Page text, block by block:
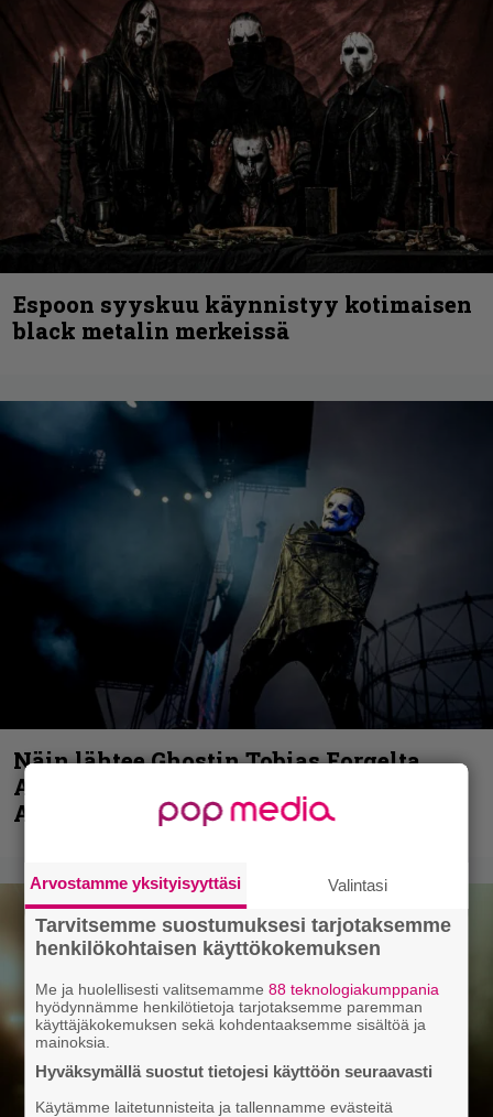
Espoon syyskuu käynnistyy kotimaisen
black metalin merkeissä
Näin lähtee Ghostin Tobias Forgelta
Accept – menossa mukana myös
Anthrax- ja Korn-miehistöä
Arvostamme yksityisyyttäsi Valintasi
Tarvitsemme suostumuksesi tarjotaksemme
henkilökohtaisen käyttökokemuksen
Me ja huolellisesti valitsemamme88 teknologiakumppania
hyödynnämme henkilötietoja tarjotaksemme paremman
käyttäjäkokemuksen sekä kohdentaaksemme sisältöä ja
mainoksia.
Hyväksymällä suostut tietojesi käyttöön seuraavasti
Käytämme laitetunnisteita ja tallennamme evästeitä